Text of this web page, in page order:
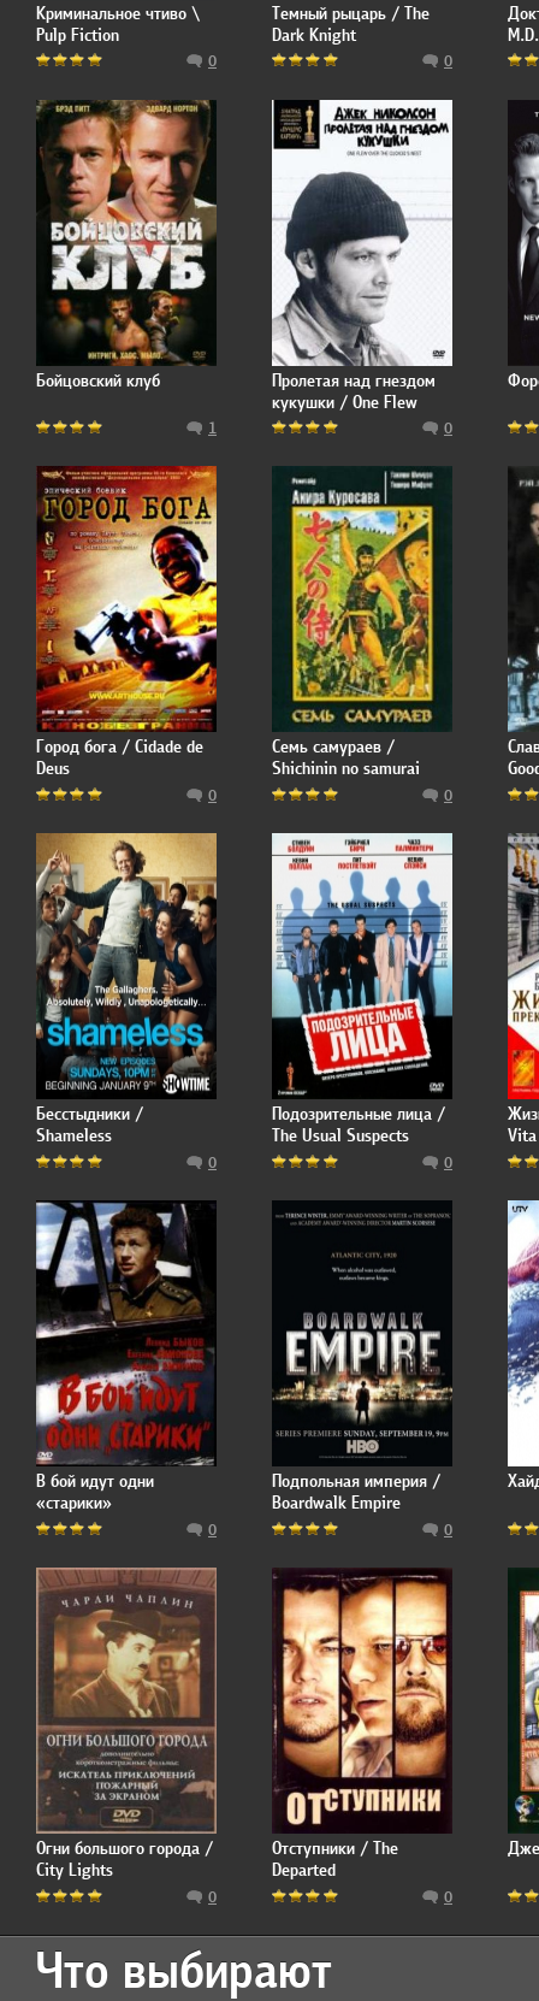
Криминальное чтиво \
Pulp Fiction
0
Темный рыцарь / The
Dark Knight
0
M.D.
Бойцовский клуб
1
Пролетая над гнездом
кукушки / One Flew
Over the Cuckoo's Nest 0
Город бога / Cidade de
Deus
0
Семь самураев /
Shichinin no samurai
0
Бесстыдники /
Shameless
0
Подозрительные лица /
The Usual Suspects
0
В бой идут одни
«старики»
0
Подпольная империя /
Boardwalk Empire
0
Огни большого города /
City Lights
0
Отступники / The
Departed
0
Что выбирают